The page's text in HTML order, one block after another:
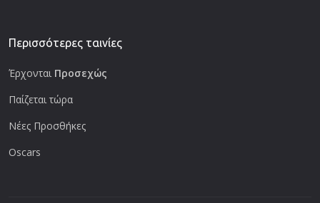
Περισσότερες ταινίες
Έρχονται Προσεχώς
Παίζεται τώρα
Νέες Προσθήκες
Oscars